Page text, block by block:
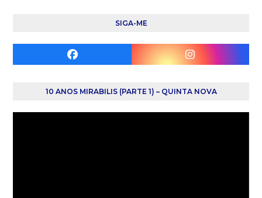
SIGA-ME
Facebook Instagram
10 ANOS MIRABILIS (PARTE 1) – QUINTA NOVA